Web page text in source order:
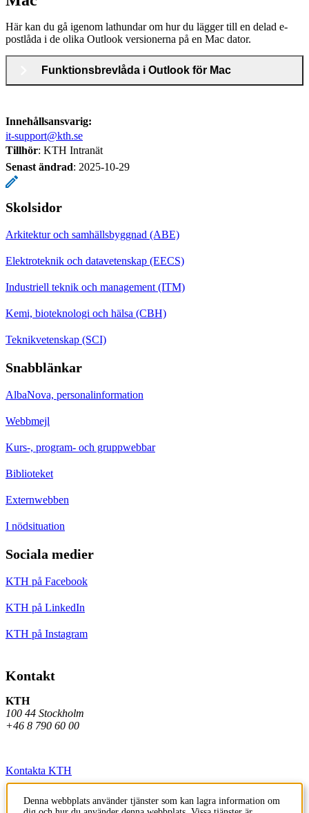
Här kan du gå igenom lathundar om hur du lägger till en delad e-
postlåda i de olika Outlook versionerna på en Mac dator.
Funktionsbrevlåda i Outlook för Mac
Innehållsansvarig:
it-support@kth.se
Tillhör: KTH Intranät
Senast ändrad: 2025-10-29
Skolsidor
Arkitektur och samhällsbyggnad (ABE)
Elektroteknik och datavetenskap (EECS)
Industriell teknik och management (ITM)
Kemi, bioteknologi och hälsa (CBH)
Teknikvetenskap (SCI)
Snabblänkar
AlbaNova, personalinformation
Webbmejl
Kurs-, program- och gruppwebbar
Biblioteket
Externwebben
I nödsituation
Sociala medier
KTH på Facebook
KTH på LinkedIn
KTH på Instagram
Kontakt
KTH
100 44 Stockholm
+46 8 790 60 00
Kontakta KTH
Jobba på KTH
Denna webbplats använder tjänster som kan lagra information om